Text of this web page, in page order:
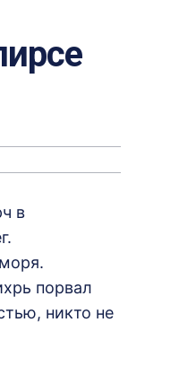
в
порвал
никто не